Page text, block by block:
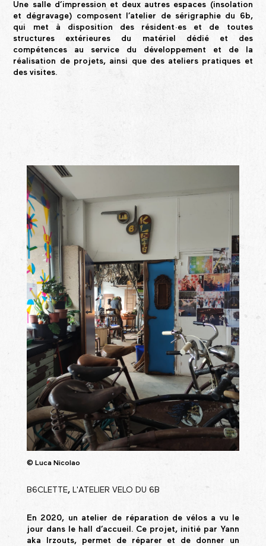
Une salle d’impression et deux autres espaces (insolation
et dégravage) composent l’atelier de sérigraphie du 6b,
qui met à disposition des résident·es et de toutes
structures extérieures du matériel dédié et des
compétences au service du développement et de la
réalisation de projets, ainsi que des ateliers pratiques et
des visites.
© Luca Nicolao
B6CLETTE, L'ATELIER VELO DU 6B
En 2020, un atelier de réparation de vélos a vu le
jour dans le hall d’accueil. Ce projet, initié par Yann
aka Irzouts, permet de réparer et de donner un